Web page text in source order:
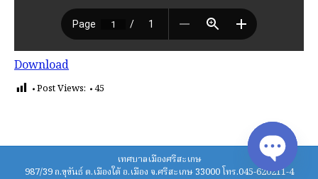
Download
Post Views: 45
เทศบาลเมืองศรีสะเกษ
987/39 ถ.ขุขันธ์ ต.เมืองใต้ อ.เมือง จ.ศรีสะเกษ 33000 โทร.045-620211-4
Open